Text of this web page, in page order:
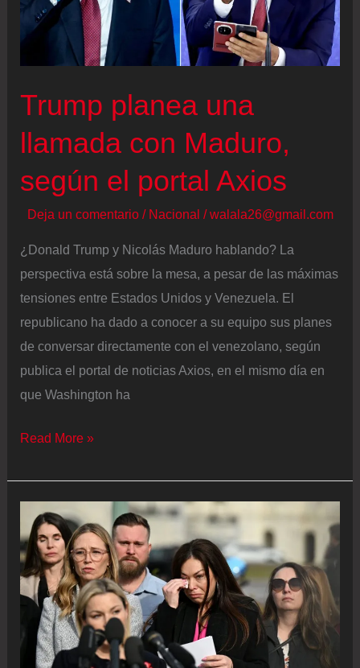
Venezuela
Trump planea una
llamada con Maduro,
según el portal Axios
Deja un comentario / Nacional /walala26@gmail.com
¿Donald Trump y Nicolás Maduro hablando? La
perspectiva está sobre la mesa, a pesar de las máximas
tensiones entre Estados Unidos y Venezuela. El
republicano ha dado a conocer a su equipo sus planes
de conversar directamente con el venezolano, según
publica el portal de noticias Axios, en el mismo día en
que Washington ha
Trump
una
llamada
con
Maduro,
según
portal
Axios
Read More »